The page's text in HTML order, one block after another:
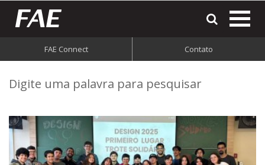
FAE Connect Contato
Digite uma palavra para pesquisar